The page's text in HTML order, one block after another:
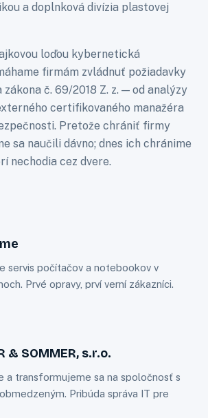
a doplnková divízia plastovej
loďou kybernetická
firmám zvládnuť požiadavky
č. 69/2018 Z. z. — od analýzy
certifikovaného manažéra
Pretože chrániť firmy
sa naučili dávno; dnes ich chránime
nechodia cez dvere.
servis počítačov a notebookov v
Prvé opravy, prví verní zákazníci.
& SOMMER, s.r.o.
a transformujeme sa na spoločnosť s
Pribúda správa IT pre